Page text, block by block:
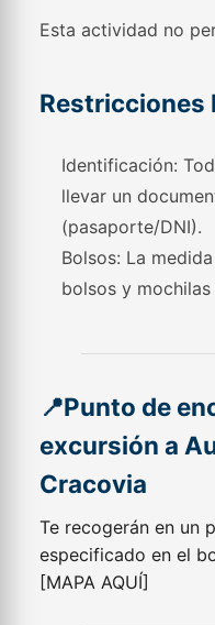
Esta actividad no
Restricciones
Identificación:
llevar un
(pasaporte/DNI).
Bolsos: La
bolsos y
📍Punto de
excursión a
Cracovia
Te recogerán en un
especificado en el
[MAPA AQUÍ]